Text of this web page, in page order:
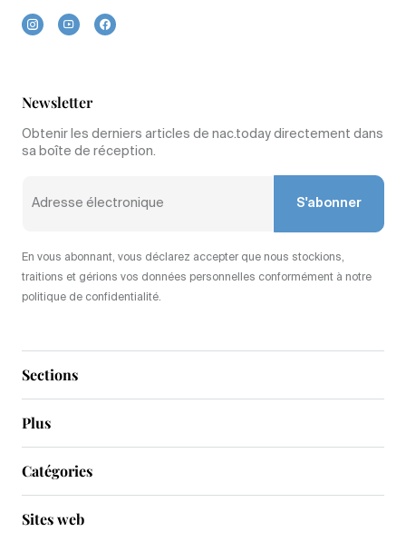
Sections
Plus
Newsletter
Obtenir les derniers articles de nac.today directement dans
sa boîte de réception.
S'abonner
En vous abonnant, vous déclarez accepter que nous stockions,
traitions et gérions vos données personnelles conformément à notre
politique de confidentialité.
Catégories
Sites web